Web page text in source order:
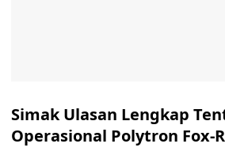
Simak Ulasan Lengkap
Operasional Polytron Fox-R